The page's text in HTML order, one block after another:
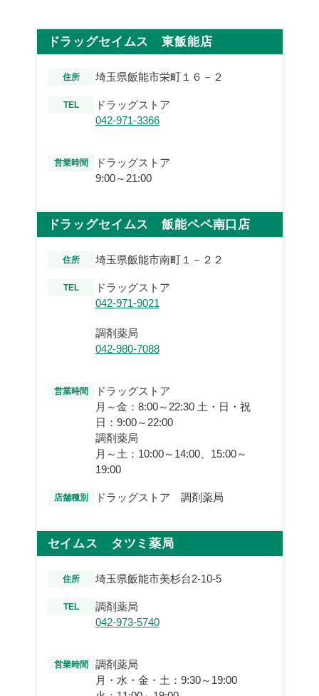
ドラッグセイムス 東飯能店
住所 埼玉県飯能市栄町１６－２
TEL
ドラッグストア
042-971-3366
営業時間
ドラッグストア
9:00～21:00
ドラッグセイムス 飯能ペペ南口店
住所 埼玉県飯能市南町１－２２
TEL
ドラッグストア
042-971-9021
調剤薬局
042-980-7088
営業時間
ドラッグストア
月～金：8:00～22:30 土・日・祝
日：9:00～22:00
調剤薬局
月～土：10:00～14:00、15:00～
19:00
店舗種別 ドラッグストア 調剤薬局
セイムス タツミ薬局
住所 埼玉県飯能市美杉台2-10-5
TEL
調剤薬局
042-973-5740
営業時間
調剤薬局
月・水・金・土：9:30～19:00